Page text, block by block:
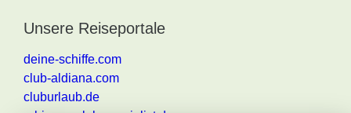
Unsere Reiseportale
deine-schiffe.com
club-aldiana.com
cluburlaub.de